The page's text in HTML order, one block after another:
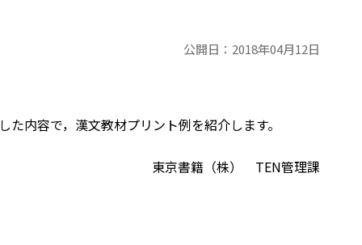
公開日： 2018年04月12日
内容で，漢文教材プリント例を紹介します。
東京書籍（株） TEN管理課